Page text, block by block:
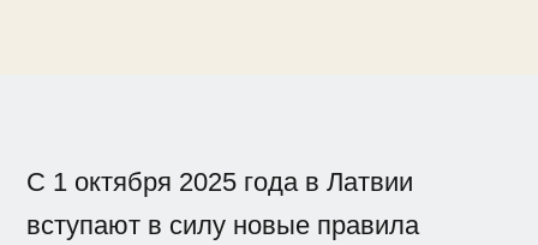
С 1 октября 2025 года в Латвии
вступают в силу новые правила